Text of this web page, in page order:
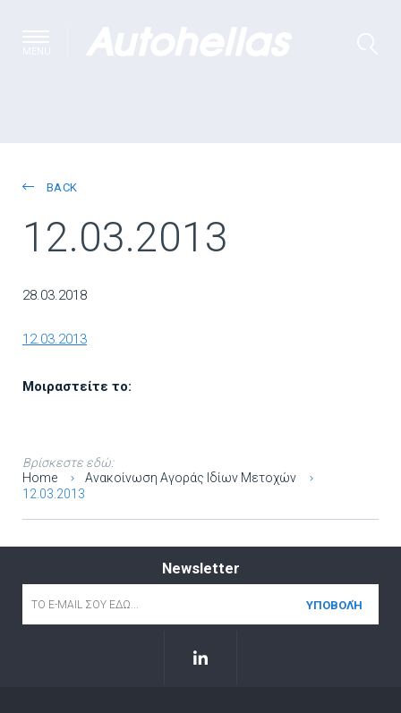
BACK
12.03.2013
28.03.2018
12.03.2013
Μοιραστείτε το:
Βρίσκεστε εδώ:
Home
Ανακοίνωση Αγοράς Ιδίων Μετοχών
12.03.2013
Newsletter